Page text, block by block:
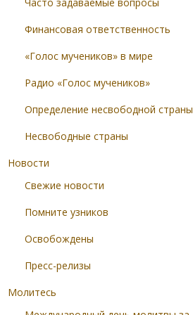
Финансовая ответственность
«Голос мучеников» в мире
Радио «Голос мучеников»
Определение несвободной страны
Несвободные страны
Новости
Свежие новости
Помните узников
Освобождены
Пресс-релизы
Молитесь